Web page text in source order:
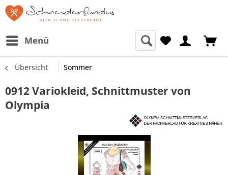
Menü
Übersicht Sommer
0912 Variokleid, Schnittmuster von
Olympia